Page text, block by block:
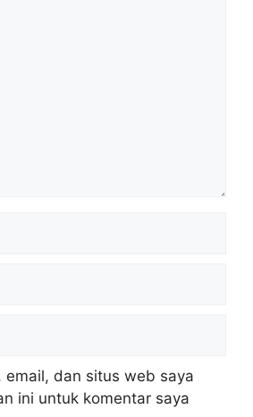
email, dan situs web saya
ini untuk komentar saya